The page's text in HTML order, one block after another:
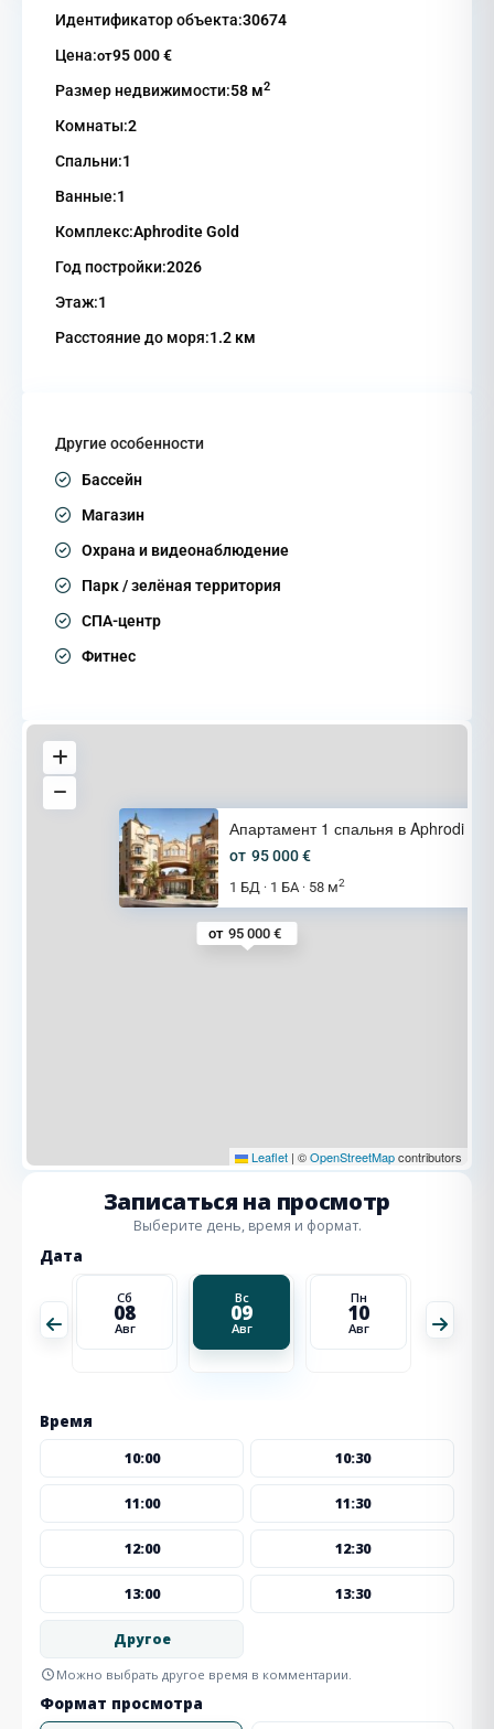
Идентификатор объекта:30674
Цена:от95 000 €
Размер недвижимости:58 м2
Комнаты:2
Спальни:1
Ванные:1
Комплекс:Aphrodite Gold
Год постройки:2026
Этаж:1
Расстояние до моря:1.2 км
Другие особенности
Бассейн
Магазин
Охрана и видеонаблюдение
Парк / зелёная территория
СПА-центр
Фитнес
от 95 000 €
Апартамент 1 спальня в Aphrodi
от 95 000 €
1 БД · 1 БА · 58 м2
Leaflet | ©OpenStreetMapcontributors
Записаться на просмотр
Выберите день, время и формат.
Дата
Сб
08
Авг
Вс
09
Авг
Пн
10
Авг
Время
10:00 10:30
11:00 11:30
12:00 12:30
13:00 13:30
Другое
Можно выбрать другое время в комментарии.
Формат просмотра